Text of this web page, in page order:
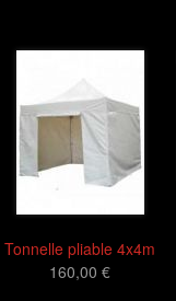
Tonnelle pliable 4x4m
160,00 €